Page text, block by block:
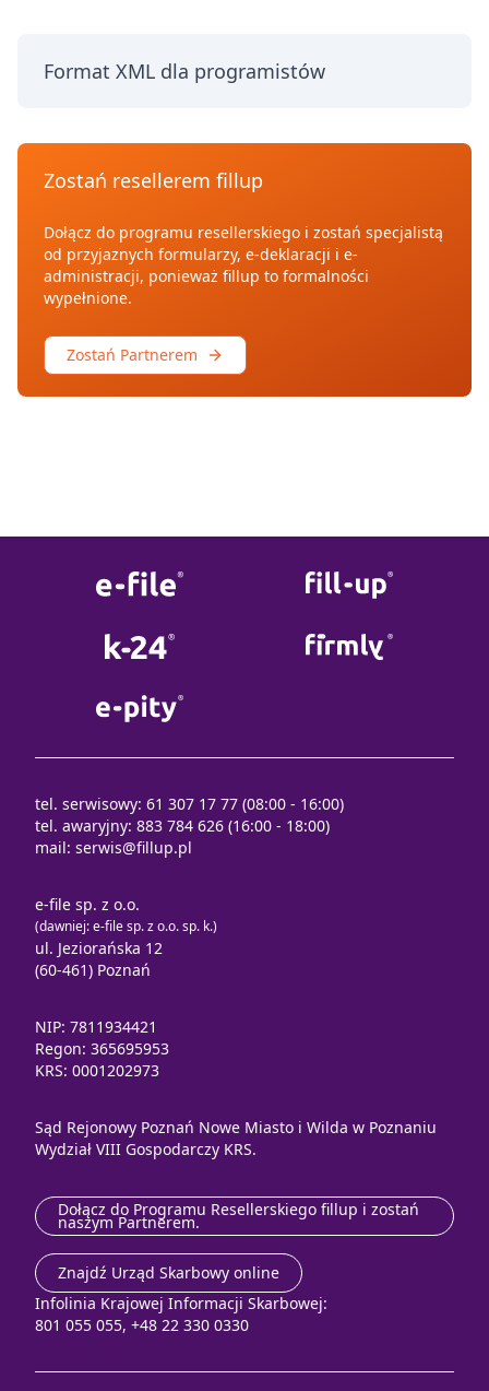
Format XML dla programistów
Zostań resellerem fillup
Dołącz do programu resellerskiego i zostań specjalistą
od przyjaznych formularzy, e-deklaracji i e-
administracji, ponieważ fillup to formalności
wypełnione.
Zostań Partnerem
tel. serwisowy: 61 307 17 77 (08:00 - 16:00)
tel. awaryjny: 883 784 626 (16:00 - 18:00)
mail: serwis@fillup.pl
e-file sp. z o.o.
(dawniej: e-file sp. z o.o. sp. k.)
ul. Jeziorańska 12
(60-461) Poznań
NIP: 7811934421
Regon: 365695953
KRS: 0001202973
Sąd Rejonowy Poznań Nowe Miasto i Wilda w Poznaniu
Wydział VIII Gospodarczy KRS.
Dołącz do Programu Resellerskiego fillup i zostań
naszym Partnerem.
Znajdź Urząd Skarbowy online
Infolinia Krajowej Informacji Skarbowej:
801 055 055, +48 22 330 0330